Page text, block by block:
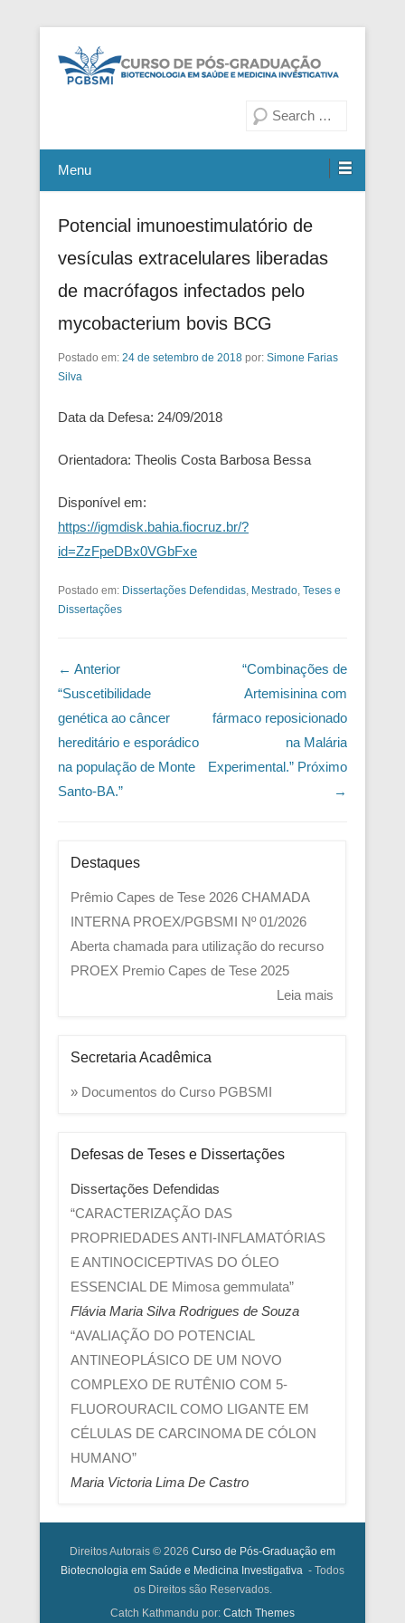
Curso de Pós-Graduação em
Medicina Investigativa
Menu
Potencial imunoestimulatório de
vesículas extracelulares liberadas
de macrófagos infectados pelo
mycobacterium bovis BCG
Postado em: 24 de setembro de 2018 por: Simone Farias
Silva
Data da Defesa: 24/09/2018
Orientadora: Theolis Costa Barbosa Bessa
Disponível em:
https://igmdisk.bahia.fiocruz.br/?
id=ZzFpeDBx0VGbFxe
Postado em: Dissertações Defendidas, Mestrado, Teses e
Dissertações
Navegação das Postagens
← Anterior
“Suscetibilidade
genética ao câncer
hereditário e esporádico
na população de Monte
Santo-BA.”
“Combinações de
Artemisinina com
fármaco reposicionado
na Malária
Experimental.” Próximo
→
Destaques
Prêmio Capes de Tese 2026 CHAMADA
INTERNA PROEX/PGBSMI Nº 01/2026
Aberta chamada para utilização do recurso
PROEX Premio Capes de Tese 2025
Leia mais
Secretaria Acadêmica
» Documentos do Curso PGBSMI
Defesas de Teses e Dissertações
Dissertações Defendidas
“CARACTERIZAÇÃO DAS
PROPRIEDADES ANTI-INFLAMATÓRIAS
E ANTINOCICEPTIVAS DO ÓLEO
ESSENCIAL DE Mimosa gemmulata”
Flávia Maria Silva Rodrigues de Souza
“AVALIAÇÃO DO POTENCIAL
ANTINEOPLÁSICO DE UM NOVO
COMPLEXO DE RUTÊNIO COM 5-
FLUOROURACIL COMO LIGANTE EM
CÉLULAS DE CARCINOMA DE CÓLON
HUMANO”
Maria Victoria Lima De Castro
Direitos Autorais © 2026 Curso de Pós-Graduação em
Biotecnologia em Saúde e Medicina Investigativa - Todos
os Direitos são Reservados.
Catch Kathmandu por: Catch Themes